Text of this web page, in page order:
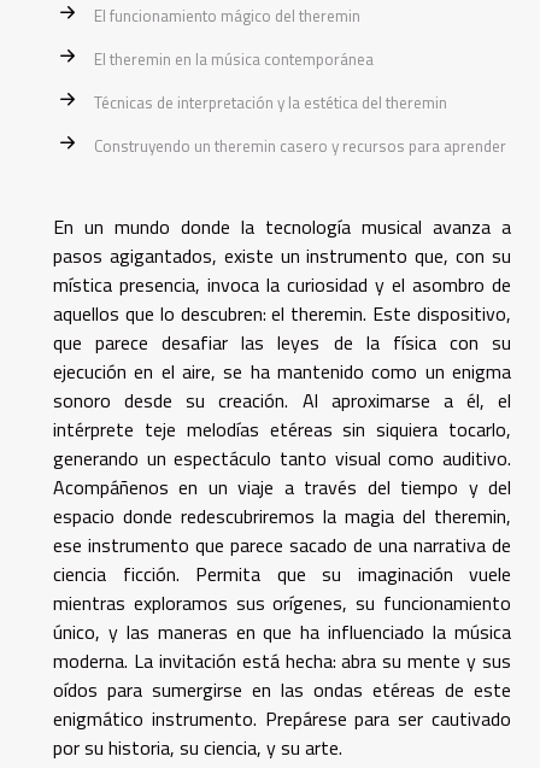
El funcionamiento mágico del theremin
El theremin en la música contemporánea
Técnicas de interpretación y la estética del theremin
Construyendo un theremin casero y recursos para aprender
En un mundo donde la tecnología musical avanza a
pasos agigantados, existe un instrumento que, con su
mística presencia, invoca la curiosidad y el asombro de
aquellos que lo descubren: el theremin. Este dispositivo,
que parece desafiar las leyes de la física con su
ejecución en el aire, se ha mantenido como un enigma
sonoro desde su creación. Al aproximarse a él, el
intérprete teje melodías etéreas sin siquiera tocarlo,
generando un espectáculo tanto visual como auditivo.
Acompáñenos en un viaje a través del tiempo y del
espacio donde redescubriremos la magia del theremin,
ese instrumento que parece sacado de una narrativa de
ciencia ficción. Permita que su imaginación vuele
mientras exploramos sus orígenes, su funcionamiento
único, y las maneras en que ha influenciado la música
moderna. La invitación está hecha: abra su mente y sus
oídos para sumergirse en las ondas etéreas de este
enigmático instrumento. Prepárese para ser cautivado
por su historia, su ciencia, y su arte.